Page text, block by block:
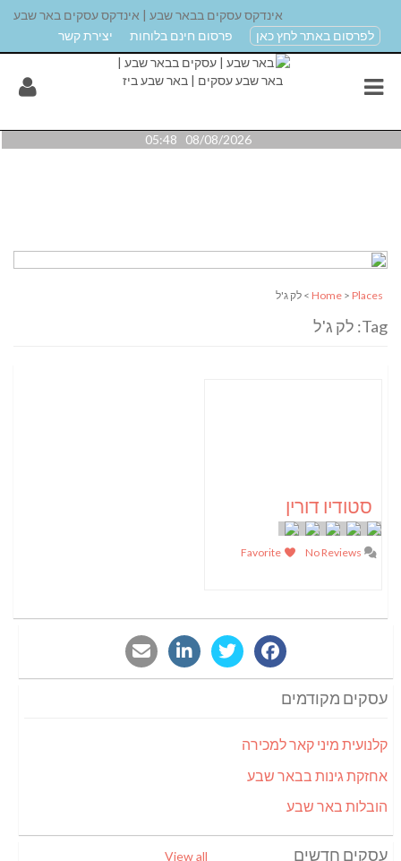
אינדקס עסקים בבאר שבע | אינדקס עסקים באר שבע
לפרסום באתר לחץ כאן
פרסום חינם בלוחות יצירת קשר
08/08/2026 05:48
Home > Places > לק ג'ל
Tag: לק ג'ל
סטודיו דורין
עסקים מקודמים
קלנועית מיני קאר למכירה
אחזקת גינות בבאר שבע
הובלות באר שבע
עסקים חדשים View all